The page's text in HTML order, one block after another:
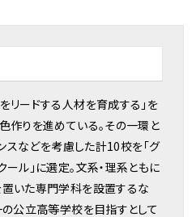
リードする人材を育成する」を
作りを進めている。その一環と
スなどを考慮した計10校を「グ
ル」に選定。文系・理系ともに
いた専門学科を設置するな
の公立高等学校を目指すとして